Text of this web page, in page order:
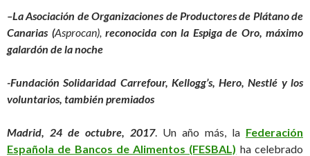
–LaAsociación de Organizaciones de Productores de Plátano de
Canarias (Asprocan), reconocida con la Espiga de Oro, máximo
galardón de la noche
-Fundación Solidaridad Carrefour, Kellogg’s, Hero, Nestlé y los
voluntarios, también premiados
Madrid, 24 de octubre, 2017. Un año más, la Federación
Española de Bancos de Alimentos (FESBAL) ha celebrado